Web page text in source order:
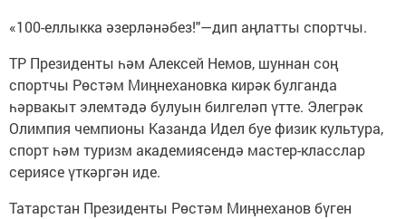
«100-еллыкка әзерләнәбез!"—дип аңлатты спортчы.
ТР Президенты һәм Алексей Немов, шуннан соң
спортчы Рөстәм Миңнехановка кирәк булганда
һәрвакыт элемтәдә булуын билгеләп үтте. Элегрәк
Олимпия чемпионы Казанда Идел буе физик культура,
спорт һәм туризм академиясендә мастер-класслар
сериясе үткәргән иде.
Татарстан Президенты Рөстәм Миңнеханов бүген